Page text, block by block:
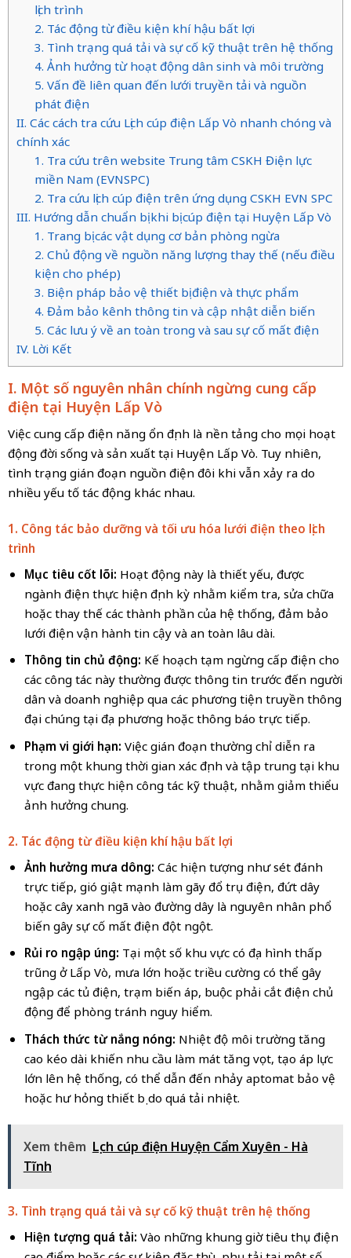
lịch trình
2. Tác động từ điều kiện khí hậu bất lợi
3. Tình trạng quá tải và sự cố kỹ thuật trên hệ thống
4. Ảnh hưởng từ hoạt động dân sinh và môi trường
5. Vấn đề liên quan đến lưới truyền tải và nguồn
phát điện
II. Các cách tra cứu Lịch cúp điện Lấp Vò nhanh chóng và
chính xác
1. Tra cứu trên website Trung tâm CSKH Điện lực
miền Nam (EVNSPC)
2. Tra cứu lịch cúp điện trên ứng dụng CSKH EVN SPC
III. Hướng dẫn chuẩn bị khi bị cúp điện tại Huyện Lấp Vò
1. Trang bị các vật dụng cơ bản phòng ngừa
2. Chủ động về nguồn năng lượng thay thế (nếu điều
kiện cho phép)
3. Biện pháp bảo vệ thiết bị điện và thực phẩm
4. Đảm bảo kênh thông tin và cập nhật diễn biến
5. Các lưu ý về an toàn trong và sau sự cố mất điện
IV. Lời Kết
I. Một số nguyên nhân chính ngừng cung cấp
điện tại Huyện Lấp Vò
Việc cung cấp điện năng ổn định là nền tảng cho mọi hoạt
động đời sống và sản xuất tại Huyện Lấp Vò. Tuy nhiên,
tình trạng gián đoạn nguồn điện đôi khi vẫn xảy ra do
nhiều yếu tố tác động khác nhau.
1. Công tác bảo dưỡng và tối ưu hóa lưới điện theo lịch
trình
Mục tiêu cốt lõi: Hoạt động này là thiết yếu, được
ngành điện thực hiện định kỳ nhằm kiểm tra, sửa chữa
hoặc thay thế các thành phần của hệ thống, đảm bảo
lưới điện vận hành tin cậy và an toàn lâu dài.
Thông tin chủ động: Kế hoạch tạm ngừng cấp điện cho
các công tác này thường được thông tin trước đến người
dân và doanh nghiệp qua các phương tiện truyền thông
đại chúng tại địa phương hoặc thông báo trực tiếp.
Phạm vi giới hạn: Việc gián đoạn thường chỉ diễn ra
trong một khung thời gian xác định và tập trung tại khu
vực đang thực hiện công tác kỹ thuật, nhằm giảm thiểu
ảnh hưởng chung.
2. Tác động từ điều kiện khí hậu bất lợi
Ảnh hưởng mưa dông: Các hiện tượng như sét đánh
trực tiếp, gió giật mạnh làm gãy đổ trụ điện, đứt dây
hoặc cây xanh ngã vào đường dây là nguyên nhân phổ
biến gây sự cố mất điện đột ngột.
Rủi ro ngập úng: Tại một số khu vực có địa hình thấp
trũng ở Lấp Vò, mưa lớn hoặc triều cường có thể gây
ngập các tủ điện, trạm biến áp, buộc phải cắt điện chủ
động để phòng tránh nguy hiểm.
Thách thức từ nắng nóng: Nhiệt độ môi trường tăng
cao kéo dài khiến nhu cầu làm mát tăng vọt, tạo áp lực
lớn lên hệ thống, có thể dẫn đến nhảy aptomat bảo vệ
hoặc hư hỏng thiết bị do quá tải nhiệt.
Xem thêm Lịch cúp điện Huyện Cẩm Xuyên - Hà
Tĩnh
3. Tình trạng quá tải và sự cố kỹ thuật trên hệ thống
Hiện tượng quá tải: Vào những khung giờ tiêu thụ điện